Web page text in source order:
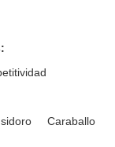
Caraballo